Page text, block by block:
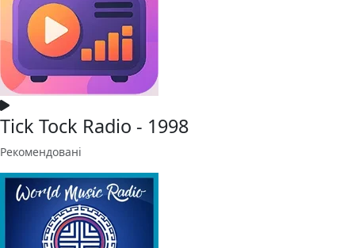
Tick Tock Radio - 1998
Рекомендовані